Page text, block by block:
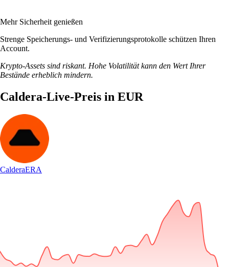
Mehr Sicherheit genießen
Strenge Speicherungs- und Verifizierungsprotokolle schützen Ihren
Account.
Krypto-Assets sind riskant. Hohe Volatilität kann den Wert Ihrer
Bestände erheblich mindern.
Caldera-Live-Preis in EUR
CalderaERA